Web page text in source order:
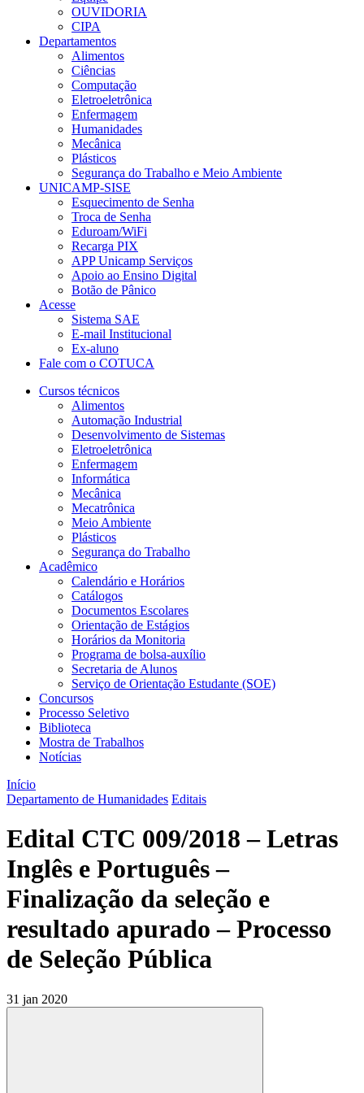
OUVIDORIA
CIPA
Departamentos
Alimentos
Ciências
Computação
Eletroeletrônica
Enfermagem
Humanidades
Mecânica
Plásticos
Segurança do Trabalho e Meio Ambiente
UNICAMP-SISE
Esquecimento de Senha
Troca de Senha
Eduroam/WiFi
Recarga PIX
APP Unicamp Serviços
Apoio ao Ensino Digital
Botão de Pânico
Acesse
Sistema SAE
E-mail Institucional
Ex-aluno
Fale com o COTUCA
Cursos técnicos
Alimentos
Automação Industrial
Desenvolvimento de Sistemas
Eletroeletrônica
Enfermagem
Informática
Mecânica
Mecatrônica
Meio Ambiente
Plásticos
Segurança do Trabalho
Acadêmico
Calendário e Horários
Catálogos
Documentos Escolares
Orientação de Estágios
Horários da Monitoria
Programa de bolsa-auxílio
Secretaria de Alunos
Serviço de Orientação Estudante (SOE)
Concursos
Processo Seletivo
Biblioteca
Mostra de Trabalhos
Notícias
Início
Departamento de Humanidades Editais
Edital CTC 009/2018 – Letras
Inglês e Português –
Finalização da seleção e
resultado apurado – Processo
de Seleção Pública
31 jan 2020